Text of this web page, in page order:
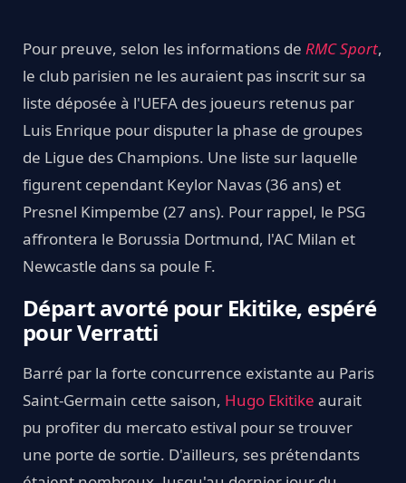
Pour preuve, selon les informations de RMC Sport,
le club parisien ne les auraient pas inscrit sur sa
liste déposée à l'UEFA des joueurs retenus par
Luis Enrique pour disputer la phase de groupes
de Ligue des Champions. Une liste sur laquelle
figurent cependant Keylor Navas (36 ans) et
Presnel Kimpembe (27 ans). Pour rappel, le PSG
affrontera le Borussia Dortmund, l'AC Milan et
Newcastle dans sa poule F.
Départ avorté pour Ekitike, espéré
pour Verratti
Barré par la forte concurrence existante au Paris
Saint-Germain cette saison, Hugo Ekitike aurait
pu profiter du mercato estival pour se trouver
une porte de sortie. D'ailleurs, ses prétendants